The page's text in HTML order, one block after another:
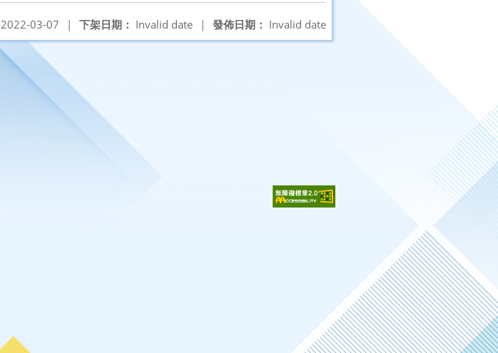
發佈日期： Invalid date
下架日期： Invalid date |
2022-03-07 |